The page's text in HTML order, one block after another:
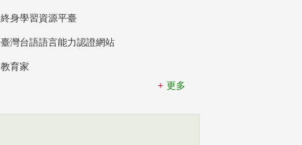
終身學習資源平臺
臺灣台語語言能力認證網站
教育家
更多